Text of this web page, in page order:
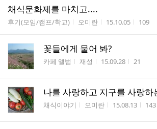
채식문화제를 마치고....
게시판명
후기(모임/캠프/학교) 작성자
오미란 작성시간
15.10.05 조회수
109
꽃들에게 물어 봐?
게시판명
카페 앨범 작성자
재성 작성시간
15.09.28 조회수
21
나를 사랑하고 지구를 사랑하
게시판명
채식이야기 작성자
오미란 작성시간
15.08.13 조회
143